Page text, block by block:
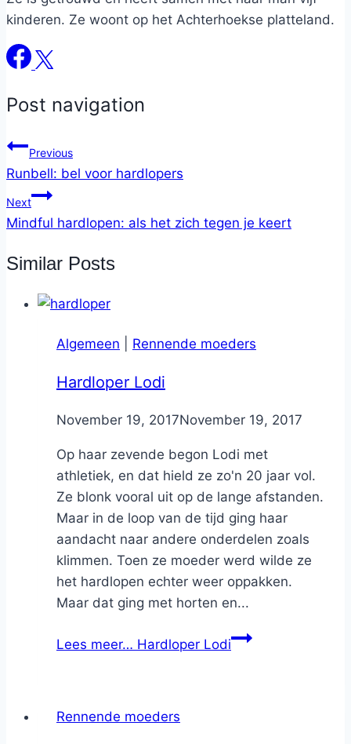
kinderen. Ze woont op het Achterhoekse platteland.
Post navigation
Previous
Runbell: bel voor hardlopers
Next
Mindful hardlopen: als het zich tegen je keert
Similar Posts
Algemeen Rennende moeders
Hardloper Lodi
ByNicole
November 19, 2017November 19, 2017
Op haar zevende begon Lodi met
athletiek, en dat hield ze zo'n 20 jaar vol.
Ze blonk vooral uit op de lange afstanden.
Maar in de loop van de tijd ging haar
aandacht naar andere onderdelen zoals
klimmen. Toen ze moeder werd wilde ze
het hardlopen echter weer oppakken.
Maar dat ging met horten en...
Lees meer… Hardloper Lodi
Rennende moeders